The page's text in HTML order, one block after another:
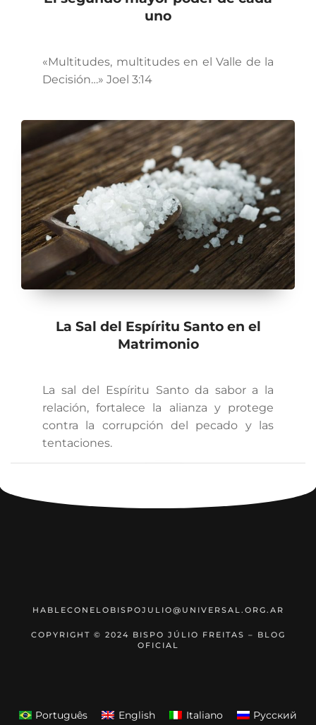
uno
«Multitudes, multitudes en el Valle de la
Decisión…» Joel 3:14
La Sal del Espíritu Santo en el
Matrimonio
La sal del Espíritu Santo da sabor a la
relación, fortalece la alianza y protege
contra la corrupción del pecado y las
tentaciones.
HABLECONELOBISPOJULIO@UNIVERSAL.ORG.AR
COPYRIGHT © 2024 BISPO JÚLIO FREITAS – BLOG
OFICIAL
Português English Italiano Русский